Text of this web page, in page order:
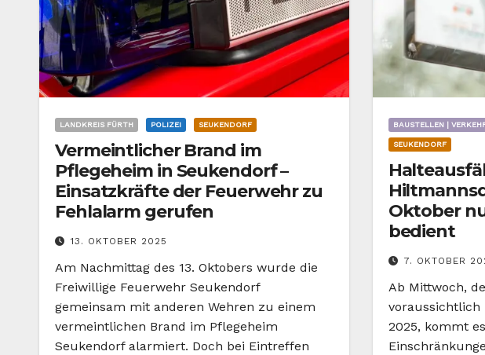
LANDKREIS FÜRTH POLIZEI SEUKENDORF
Vermeintlicher Brand im
Pflegeheim in Seukendorf –
Einsatzkräfte der Feuerwehr zu
Fehlalarm gerufen
13. OKTOBER 2025
Am Nachmittag des 13. Oktobers wurde die
Freiwillige Feuerwehr Seukendorf
gemeinsam mit anderen Wehren zu einem
vermeintlichen Brand im Pflegeheim
Seukendorf alarmiert. Doch bei Eintreffen
BAUSTELLEN |
SEUKENDORF
Oktober
bedient
7. OKTOBER
Ab Mittwoch,
voraussichtlich
2025, kommt